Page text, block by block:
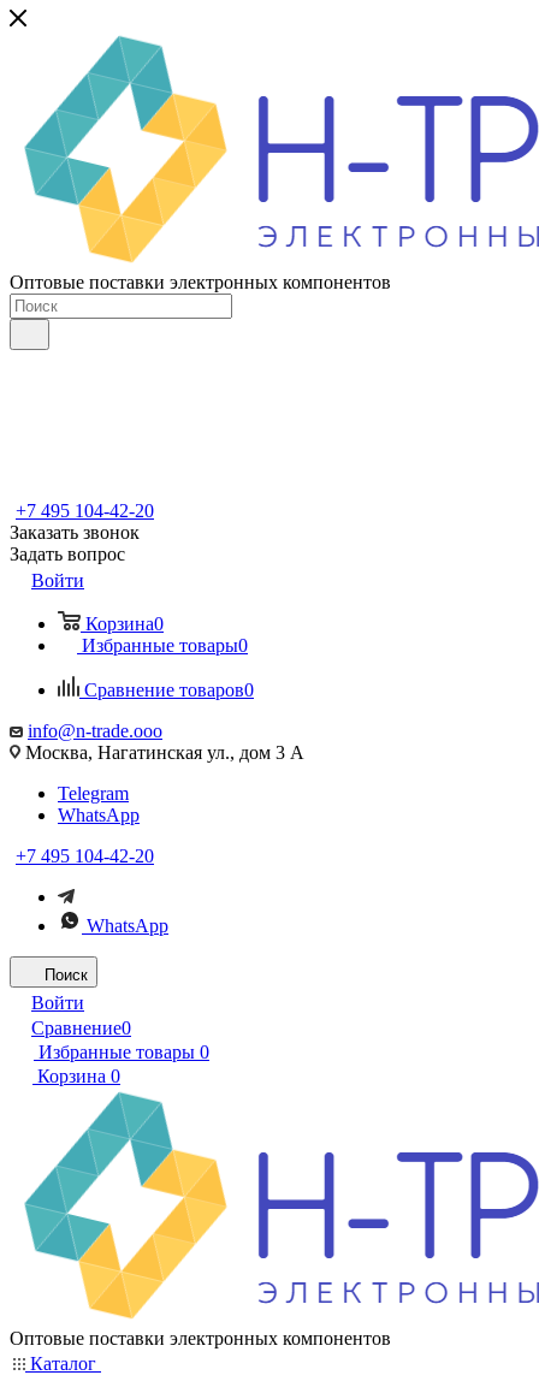
Оптовые поставки электронных компонентов
+7 495 104-42-20
Заказать звонок
Задать вопрос
Войти
Корзина0
Избранные товары0
Сравнение товаров0
info@n-trade.ooo
Москва, Нагатинская ул., дом 3 А
Telegram
WhatsApp
+7 495 104-42-20
WhatsApp
Поиск
Войти
Сравнение0
Избранные товары 0
Корзина 0
Оптовые поставки электронных компонентов
Каталог